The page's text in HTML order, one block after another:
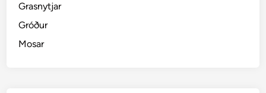
Grasnytjar
Gróður
Mosar